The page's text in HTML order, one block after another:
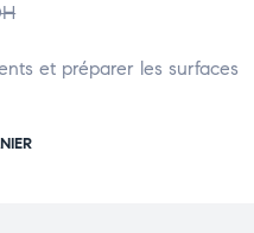
et préparer les surfaces